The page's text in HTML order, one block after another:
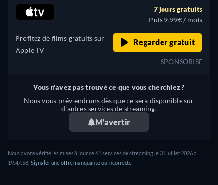
Espagnol, Hongrois, Italien,
Japonais, Polonais, Portugais,
Profitez de films gratuits sur
Apple TV
7 jours gratuits
Puis 9,99€ / mois
Regarder gratuit
SPONSORISE
Vous n'avez pas trouvé ce que vous cherchiez ?
Nous vous préviendrons dès que ce sera disponible sur
d'autres services de streaming.
M'avertir
Nous avons vérifié les mises à jour de 61 services de streaming le 31 juillet 2026 à
19:47:58. Signaler une offre manquante ou incorrecte